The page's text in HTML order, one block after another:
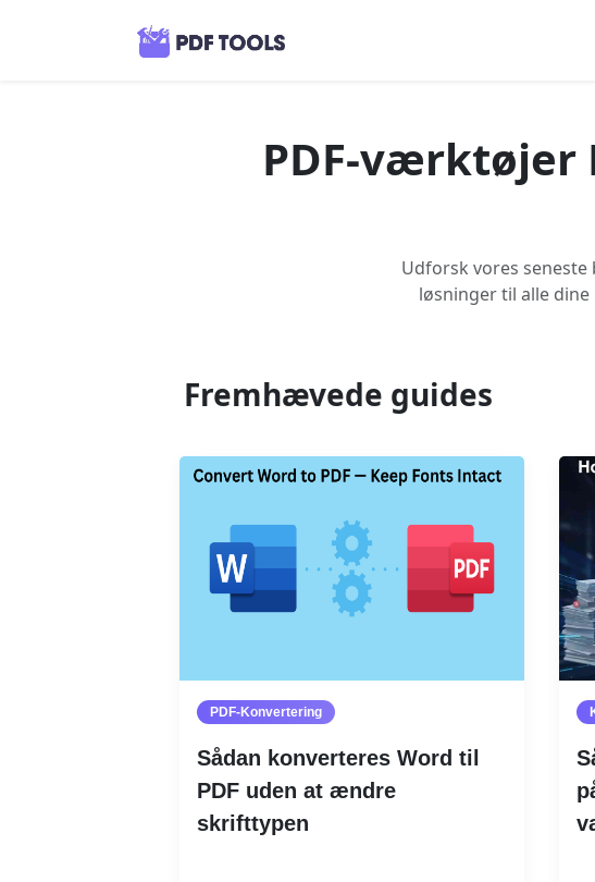
PDF-værktøjer
Udforsk vores
løsninger til alle
Fremhævede guides
PDF-Konvertering
Sådan konverteres Word til
PDF uden at ændre
skrifttypen